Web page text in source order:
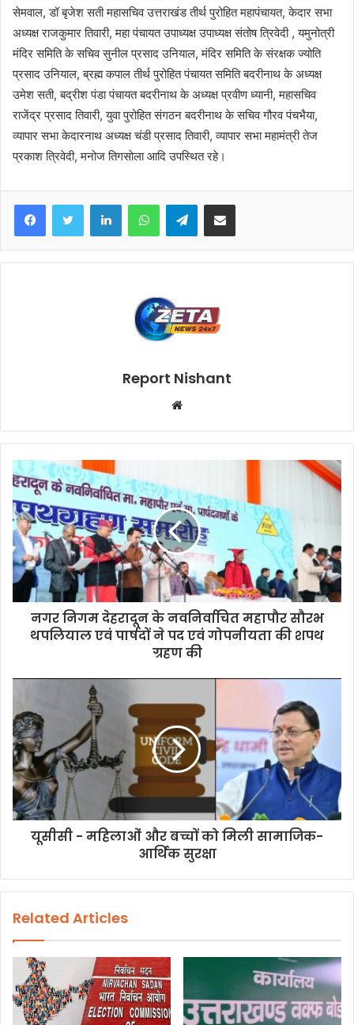
सेमवाल, डॉ बृजेश सती महासचिव उत्तराखंड तीर्थ पुरोहित महापंचायत, केदार सभा
अध्यक्ष राजकुमार तिवारी, महा पंचायत उपाध्यक्ष उपाध्यक्ष संतोष त्रिवेदी , यमुनोत्री
मंदिर समिति के सचिव सुनील प्रसाद उनियाल, मंदिर समिति के संरक्षक ज्योति
प्रसाद उनियाल, ब्रह्म कपाल तीर्थ पुरोहित पंचायत समिति बदरीनाथ के अध्यक्ष
उमेश सती, बद्रीश पंडा पंचायत बदरीनाथ के अध्यक्ष प्रवीण ध्यानी, महासचिव
राजेंद्र प्रसाद तिवारी, युवा पुरोहित संगठन बदरीनाथ के सचिव गौरव पंचभैया,
व्यापार सभा केदारनाथ अध्यक्ष चंडी प्रसाद तिवारी, व्यापार सभा महामंत्री तेज
प्रकाश त्रिवेदी, मनोज तिगसोला आदि उपस्थित रहे।
Telegram
Report Nishant
b
t
e
नगर निगम देहरादून के नवनिर्वाचित महापौर सौरभ
थपलियाल एवं पार्षदों ने पद एवं गोपनीयता की शपथ
ग्रहण की
यूसीसी - महिलाओं और बच्चों को मिली सामाजिक-
आर्थिक सुरक्षा
Related Articles